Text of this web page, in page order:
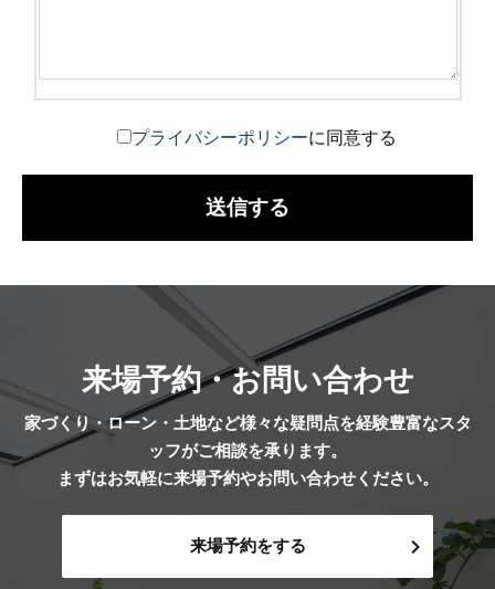
プライバシーポリシーに同意する
来場予約・お問い合わせ
家づくり・ローン・土地など様々な疑問点を経験豊富なスタ
ッフがご相談を承ります。
まずはお気軽に来場予約やお問い合わせください。
来場予約をする